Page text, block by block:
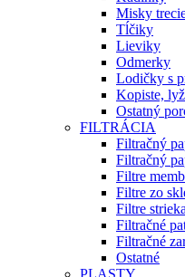
Misky
Tĺčiky
Lieviky
Odmerky
Lodičky s
Kopiste,
Ostatný
FILTRÁCIA
Filtračný
Filtračný
Filtre
Filtre zo
Filtre
Filtračné
Filtračné
Ostatné
PLASTY